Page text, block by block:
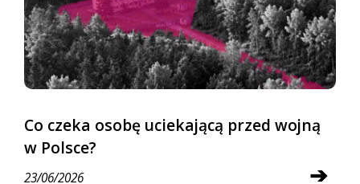
Co czeka osobę uciekającą przed wojną
w Polsce?
➔
23/06/2026